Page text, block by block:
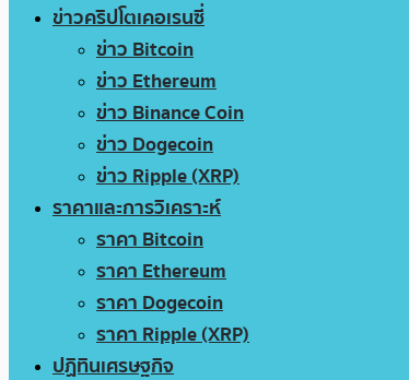
ข่าวคริปโตเคอเรนซี่
ข่าว Bitcoin
ข่าว Ethereum
ข่าว Binance Coin
ข่าว Dogecoin
ข่าว Ripple (XRP)
ราคาและการวิเคราะห์
ราคา Bitcoin
ราคา Ethereum
ราคา Dogecoin
ราคา Ripple (XRP)
ปฏิทินเศรษฐกิจ